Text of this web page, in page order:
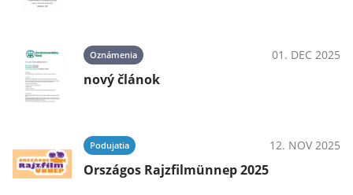
Oznámenia 01. DEC 2025
nový článok
Podujatia 12. NOV 2025
Országos Rajzfilmünnep 2025